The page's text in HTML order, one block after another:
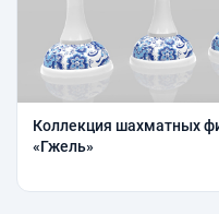
Коллекция шахматных
«Гжель»